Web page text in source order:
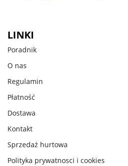
LINKI
Poradnik
O nas
Regulamin
Płatność
Dostawa
Kontakt
Sprzedaż hurtowa
Polityka prywatnosci i cookies